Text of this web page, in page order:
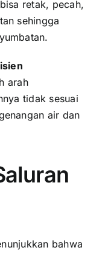
retak, pecah,
sehingga
arah
tidak sesuai
air dan
bahwa